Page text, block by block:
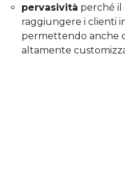
pervasività perché il
raggiungere i clienti
permettendo anche
altamente